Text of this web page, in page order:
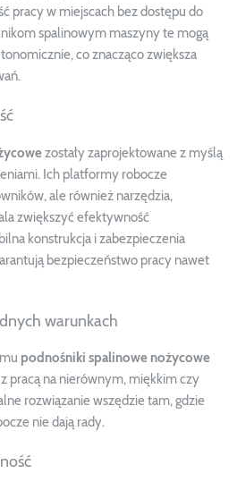
pracy w miejscach bez dostępu do
spalinowym maszyny te mogą
co znacząco zwiększa
zostały zaprojektowane z myślą
Ich platformy robocze
ale również narzędzia,
zwiększyć efektywność
konstrukcja i zabezpieczenia
bezpieczeństwo pracy nawet
warunkach
podnośniki spalinowe nożycowe
pracą na nierównym, miękkim czy
rozwiązanie wszędzie tam, gdzie
nie dają rady.